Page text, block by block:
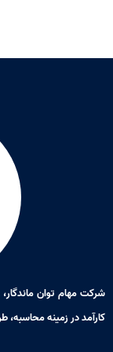
وظایف اصلی
تبدیل برق DC پنل خورشیدی به AC
مدیریت
افزایش
حفاظت
مدیریت
کنترل
به دلیل تجمیع
سانورتر باعث
و افزایش
شرکت مهام توان
کارآمد در زمینه محاسبه،